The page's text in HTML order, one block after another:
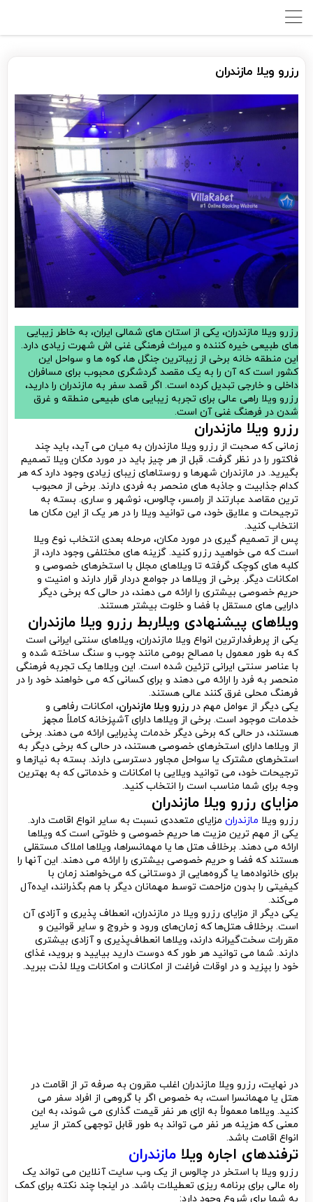
رزرو ویلا مازندران
رزرو ویلا مازندران، یکی از استان های شمالی ایران، به خاطر زیبایی
های طبیعی خیره کننده و میراث فرهنگی غنی اش شهرت زیادی دارد.
این منطقه خانه برخی از زیباترین جنگل ها، کوه ها و سواحل این
کشور است که آن را به یک مقصد گردشگری محبوب برای مسافران
داخلی و خارجی تبدیل کرده است. اگر قصد سفر به مازندران را دارید،
رزرو ویلا راهی عالی برای تجربه زیبایی های طبیعی منطقه و غرق
شدن در فرهنگ غنی آن است.
رزرو ویلا مازندران
زمانی که صحبت از رزرو ویلا مازندران به میان می آید، باید چند
فاکتور را در نظر گرفت. قبل از هر چیز باید در مورد مکان ویلا تصمیم
بگیرید. در مازندران شهرها و روستاهای زیبای زیادی وجود دارد که هر
کدام جذابیت و جاذبه های منحصر به فردی دارند. برخی از محبوب
ترین مقاصد عبارتند از رامسر، چالوس، نوشهر و ساری. بسته به
ترجیحات و علایق خود، می توانید ویلا را در هر یک از این مکان ها
انتخاب کنید.
پس از تصمیم گیری در مورد مکان، مرحله بعدی انتخاب نوع ویلا
است که می خواهید رزرو کنید. گزینه های مختلفی وجود دارد، از
کلبه های کوچک گرفته تا ویلاهای مجلل با استخرهای خصوصی و
امکانات دیگر. برخی از ویلاها در جوامع دردار قرار دارند و امنیت و
حریم خصوصی بیشتری را ارائه می دهند، در حالی که برخی دیگر
دارایی های مستقل با فضا و خلوت بیشتر هستند.
ویلاهای پیشنهادی ویلاربط رزرو ویلا مازندران
یکی از پرطرفدارترین انواع ویلا مازندران، ویلاهای سنتی ایرانی است
که به طور معمول با مصالح بومی مانند چوب و سنگ ساخته شده و
با عناصر سنتی ایرانی تزئین شده است. این ویلاها یک تجربه فرهنگی
منحصر به فرد را ارائه می دهند و برای کسانی که می خواهند خود را در
فرهنگ محلی غرق کنند عالی هستند.
یکی دیگر از عوامل مهم در رزرو ویلا مازندران، امکانات رفاهی و
خدمات موجود است. برخی از ویلاها دارای آشپزخانه کاملاً مجهز
هستند، در حالی که برخی دیگر خدمات پذیرایی ارائه می دهند. برخی
از ویلاها دارای استخرهای خصوصی هستند، در حالی که برخی دیگر به
استخرهای مشترک یا سواحل مجاور دسترسی دارند. بسته به نیازها و
ترجیحات خود، می توانید ویلایی با امکانات و خدماتی که به بهترین
وجه برای شما مناسب است را انتخاب کنید.
مزایای رزرو ویلا مازندران
رزرو ویلا مازندران مزایای متعددی نسبت به سایر انواع اقامت دارد.
یکی از مهم ترین مزیت ها حریم خصوصی و خلوتی است که ویلاها
ارائه می دهند. برخلاف هتل ها یا مهمانسراها، ویلاها املاک مستقلی
هستند که فضا و حریم خصوصی بیشتری را ارائه می دهند. این آنها را
برای خانواده‌ها یا گروه‌هایی از دوستانی که می‌خواهند زمان با
کیفیتی را بدون مزاحمت توسط مهمانان دیگر با هم بگذرانند، ایده‌آل
می‌کند.
یکی دیگر از مزایای رزرو ویلا در مازندران، انعطاف پذیری و آزادی آن
است. برخلاف هتل‌ها که زمان‌های ورود و خروج و سایر قوانین و
مقررات سخت‌گیرانه دارند، ویلاها انعطاف‌پذیری و آزادی بیشتری
دارند. شما می توانید هر طور که دوست دارید بیایید و بروید، غذای
خود را بپزید و در اوقات فراغت از امکانات و امکانات ویلا لذت ببرید.
در نهایت، رزرو ویلا مازندران اغلب مقرون به صرفه تر از اقامت در